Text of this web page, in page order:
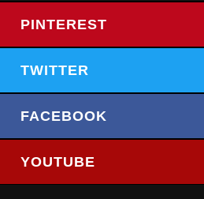
PINTEREST
TWITTER
FACEBOOK
YOUTUBE